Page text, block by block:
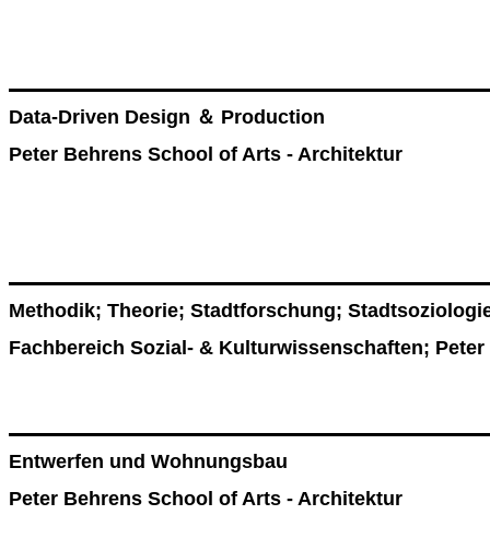
Data-Driven Design ＆ Production
Peter Behrens School of Arts - Architektur
Methodik; Theorie; Stadtforschung;
Fachbereich Sozial- & Kulturwissenschaften;
Entwerfen und Wohnungsbau
Peter Behrens School of Arts - Architektur